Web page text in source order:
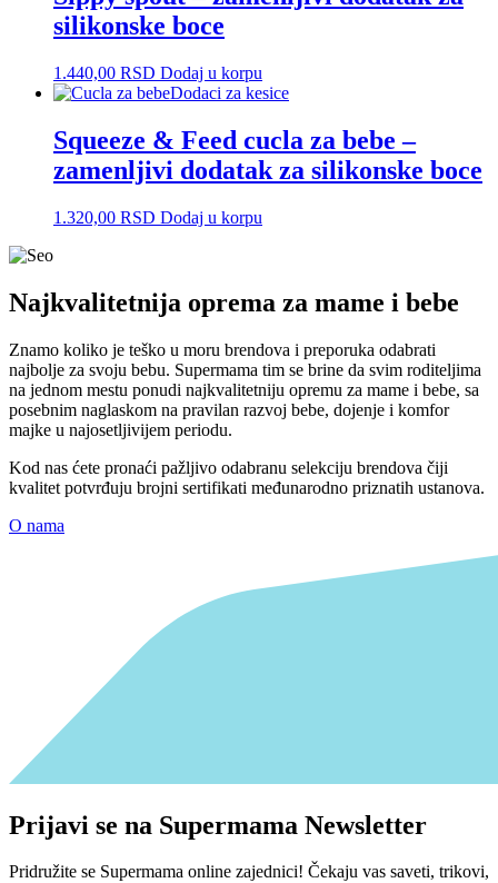
silikonske boce
1.440,00 RSD Dodaj u korpu
Dodaci za kesice
Squeeze & Feed cucla za bebe –
zamenljivi dodatak za silikonske boce
1.320,00 RSD Dodaj u korpu
Najkvalitetnija oprema za mame i bebe
Znamo koliko je teško u moru brendova i preporuka odabrati
najbolje za svoju bebu. Supermama tim se brine da svim roditeljima
na jednom mestu ponudi najkvalitetniju opremu za mame i bebe, sa
posebnim naglaskom na pravilan razvoj bebe, dojenje i komfor
majke u najosetljivijem periodu.
Kod nas ćete pronaći pažljivo odabranu selekciju brendova čiji
kvalitet potvrđuju brojni sertifikati međunarodno priznatih ustanova.
O nama
Prijavi se na Supermama Newsletter
Pridružite se Supermama online zajednici! Čekaju vas saveti, trikovi,